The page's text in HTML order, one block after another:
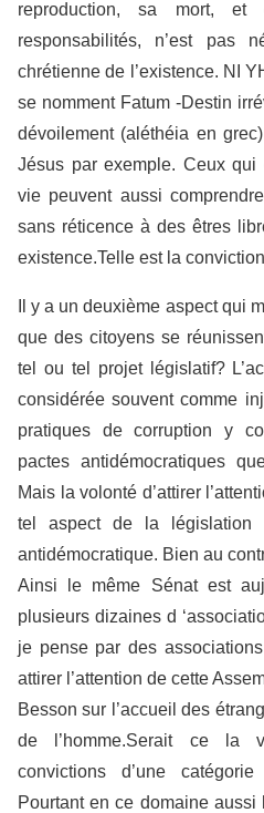
reproduction, sa mort, et
responsabilités, n’est pas
chrétienne de l’existence. NI
se nomment Fatum -Destin
dévoilement (aléthéia en
Jésus par exemple. Ceux
vie peuvent aussi
sans réticence à des êtres
existence.Telle est la
Il y a un deuxième aspect qui
que des citoyens se
tel ou tel projet législatif?
considérée souvent comme
pratiques de corruption y
pactes antidémocratiques
Mais la volonté d’attirer
tel aspect de la législation
antidémocratique. Bien au
Ainsi le même Sénat est
plusieurs dizaines d
je pense par des
attirer l’attention de cette
Besson sur l’accueil des
de l’homme.Serait ce la
convictions d’une
Pourtant en ce domaine